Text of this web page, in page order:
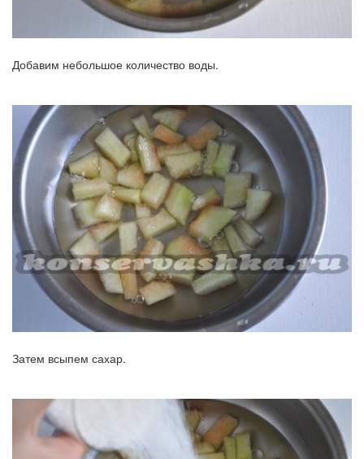
Добавим небольшое количество воды.
Затем всыпем сахар.